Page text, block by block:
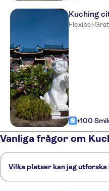
Kuching
Flexibel·
+100
Vanliga frågor om
Vilka platser kan jag utforska